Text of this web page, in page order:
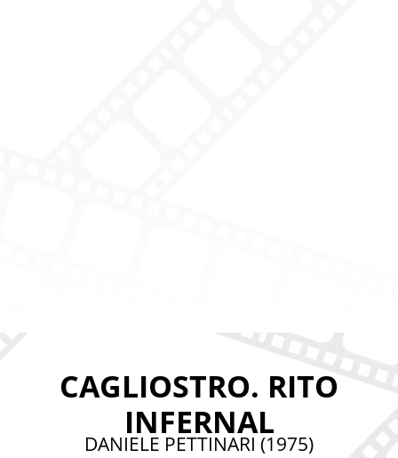
CAGLIOSTRO. RITO
INFERNAL
DANIELE PETTINARI (1975)